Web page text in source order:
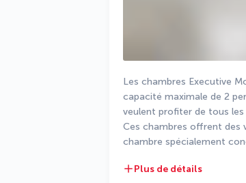
Les chambres Executive
capacité maximale de 2
veulent profiter de tous
Ces chambres offrent des
chambre spécialement
Plus de détails